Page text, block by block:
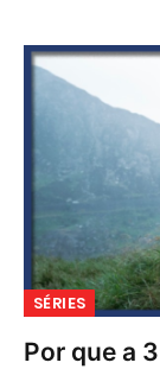
SÉRIES
Por que a